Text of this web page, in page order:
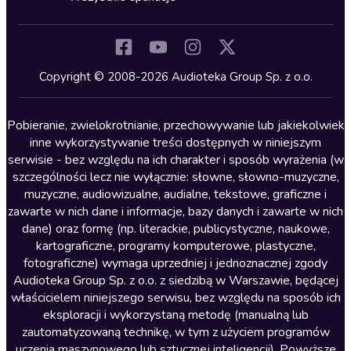
Kryminały
Lektury szkolne
Literatura anglojęzyczna
Literatura faktu
Literatura obyczajowa
Literatura piękna obca
Literatura piękna polska
Nagrania relaksacyjne
Nauka języków
Nauki humanistyczne
Podcasty i audycje
Copyright © 2008-2026 Audioteka Group Sp. z o.o.
Pobieranie, zwielokrotnianie, przechowywanie lub jakiekolwiek
inne wykorzystywanie treści dostępnych w niniejszym
serwisie - bez względu na ich charakter i sposób wyrażenia (w
szczególności lecz nie wyłącznie: słowne, słowno-muzyczne,
muzyczne, audiowizualne, audialne, tekstowe, graficzne i
zawarte w nich dane i informacje, bazy danych i zawarte w nich
dane) oraz formę (np. literackie, publicystyczne, naukowe,
kartograficzne, programy komputerowe, plastyczne,
fotograficzne) wymaga uprzedniej i jednoznacznej zgody
Audioteka Group Sp. z o.o. z siedzibą w Warszawie, będącej
właścicielem niniejszego serwisu, bez względu na sposób ich
eksploracji i wykorzystaną metodę (manualną lub
zautomatyzowaną technikę, w tym z użyciem programów